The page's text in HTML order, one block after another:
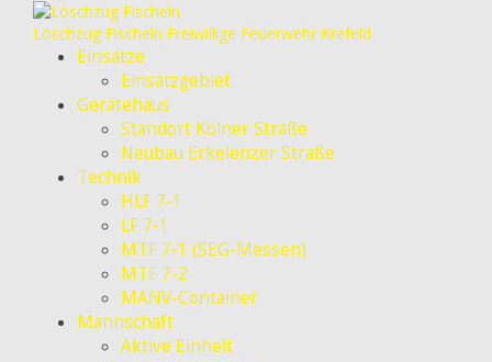
Löschzug Fischeln Freiwillige Feuerwehr Krefeld
Einsätze
Einsatzgebiet
Gerätehaus
Standort Kölner Straße
Neubau Erkelenzer Straße
Technik
HLF 7-1
LF 7-1
MTF 7-1 (SEG-Messen)
MTF 7-2
MANV-Container
Mannschaft
Aktive Einheit